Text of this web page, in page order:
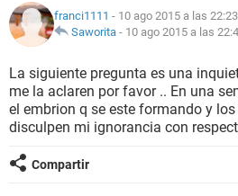
NUTRICIÓN
BIENESTAR
SEXUALIDAD
GLOSARIO
franci1111 - 10 ago 2015 a las 22:23
Saworita - 10 ago 2015 a las
La siguiente pregunta es una
me la aclaren por favor .. En una
el embrion q se este formando y
disculpen mi ignorancia con
Compartir